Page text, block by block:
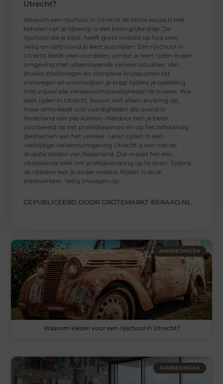
Utrecht?
Waarom een ​​rijschool in Utrecht de beste keuze is Het
behalen van je rijbewijs is een belangrijke stap. De
rijschool die je kiest, heeft grote invloed op hoe snel,
veilig en vertrouwd je leert autorijden. Een rijschool in
Utrecht biedt veel voordelen, omdat je leert rijden in een
omgeving met uiteenlopende verkeerssituaties. Van
drukke stadswegen en complexe kruispunten tot
snelwegen en woonwijken: je krijgt tijdens je opleiding
met vrijwel alle verkeersomstandigheden te maken. Wie
leert rijden in Utrecht, bouwt niet alleen ervaring op,
maar ontwikkelt ook vaardigheden die overal in
Nederland van pas komen. Hierdoor ben je beter
voorbereid op het praktijkexamen én op het zelfstandig
deelnemen aan het verkeer. Leren rijden in een
veelzijdige verkeersomgeving Utrecht is een van de
drukste steden van Nederland. Dat maakt het een
uitstekende plek om praktijkervaring op te doen. Tijdens
de rijlessen leer je onder andere: Rijden in druk
stadsverkeer. Veilig invoegen op
GEPUBLICEERD DOOR GROTEMARKT BERAAD.NL
AANBIEDINGEN
Waarom kiezen voor een rijschool in Utrecht?
AANBIEDINGEN